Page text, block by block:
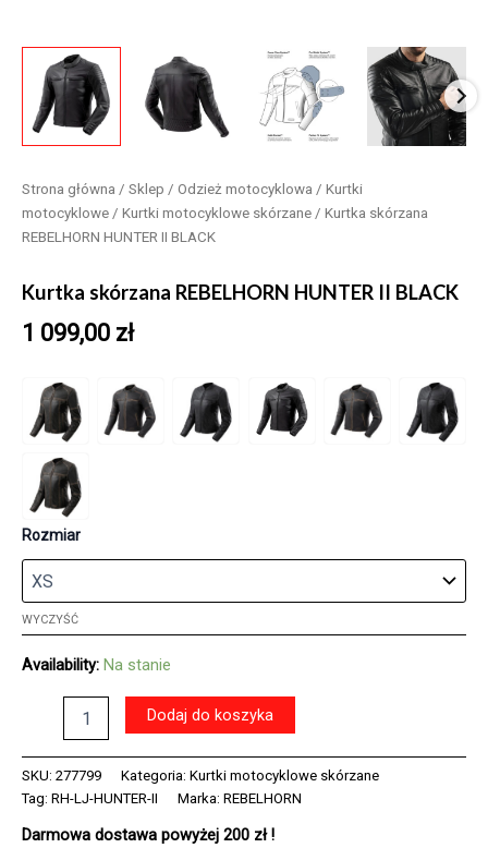
Strona główna / Sklep / Odzież motocyklowa / Kurtki
motocyklowe / Kurtki motocyklowe skórzane / Kurtka skórzana
REBELHORN HUNTER II BLACK
Kurtka skórzana REBELHORN HUNTER II BLACK
1 099,00 zł
Rozmiar
WYCZYŚĆ
Availability: Na stanie
REBELHORN
HUNTER
BLACK
Dodaj do koszyka
SKU: 277799 Kategoria: Kurtki motocyklowe skórzane
Tag: RH-LJ-HUNTER-II Marka: REBELHORN
Darmowa dostawa powyżej 200 zł !